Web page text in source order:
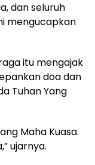
dan seluruh
mengucapkan
itu mengajak
doa dan
Tuhan Yang
Maha Kuasa.
ujarnya.